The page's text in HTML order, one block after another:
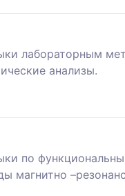
лабораторным
анализы.
по
магнитно